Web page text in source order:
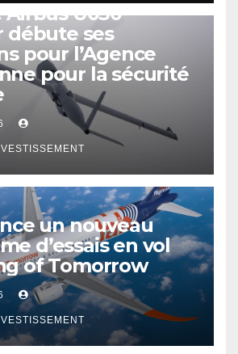
U030
débute ses
pour l’Agence
pour la sécurité
un nouveau
d’essais en vol
of Tomorrow